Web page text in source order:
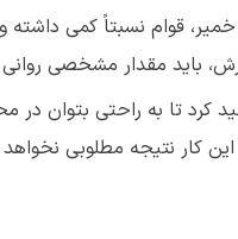
قوام نسبتاً کمی
باید مقدار مشخصی
کرد تا به راحتی بتوان
این کار نتیجه مطلوبی